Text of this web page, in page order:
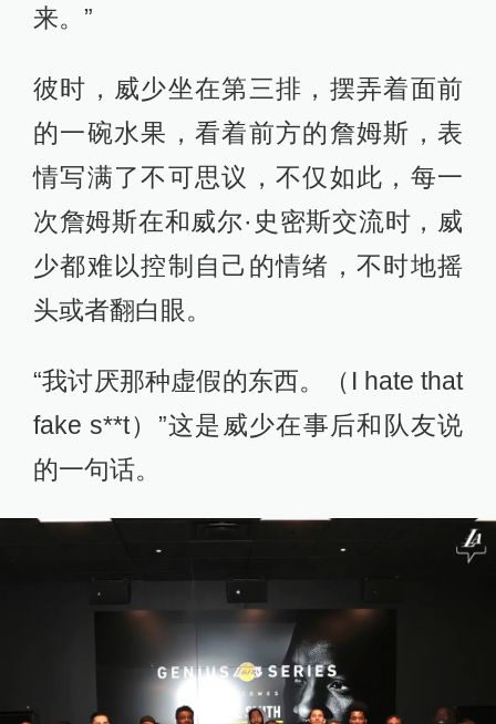
来。”
彼时，威少坐在第三排，摆弄着面前
的一碗水果，看着前方的詹姆斯，表
情写满了不可思议，不仅如此，每一
次詹姆斯在和威尔·史密斯交流时，威
少都难以控制自己的情绪，不时地摇
头或者翻白眼。
“我讨厌那种虚假的东西。（I hate that
fake s**t）”这是威少在事后和队友说
的一句话。